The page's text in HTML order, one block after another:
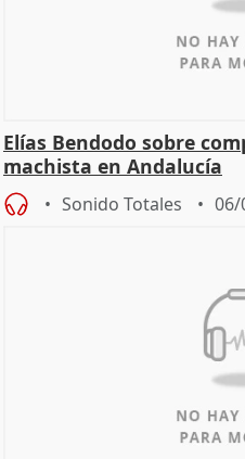
Elías Bendodo sobre
machista en Andalucía
Sonido Totales 06/